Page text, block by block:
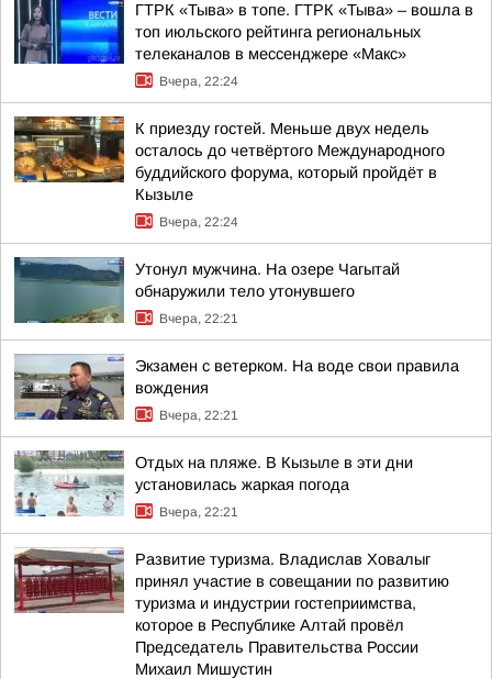
ГТРК «Тыва» в топе. ГТРК «Тыва» – вошла в
топ июльского рейтинга региональных
телеканалов в мессенджере «Макс»
Вчера, 22:24
К приезду гостей. Меньше двух недель
осталось до четвёртого Международного
буддийского форума, который пройдёт в
Кызыле
Вчера, 22:24
Утонул мужчина. На озере Чагытай
обнаружили тело утонувшего
Вчера, 22:21
Экзамен с ветерком. На воде свои правила
вождения
Вчера, 22:21
Отдых на пляже. В Кызыле в эти дни
установилась жаркая погода
Вчера, 22:21
Развитие туризма. Владислав Ховалыг
принял участие в совещании по развитию
туризма и индустрии гостеприимства,
которое в Республике Алтай провёл
Председатель Правительства России
Михаил Мишустин